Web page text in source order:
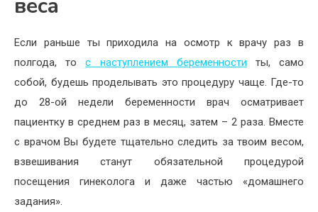
веса
Если раньше ты приходила на осмотр к врачу раз в
полгода, тос наступлением беременности ты, само
собой, будешь проделывать это процедуру чаще. Где-то
до 28-ой недели беременности врач осматривает
пациентку в среднем раз в месяц, затем – 2 раза. Вместе
с врачом Вы будете тщательно следить за твоим весом,
взвешивания станут обязательной процедурой
посещения гинеколога и даже частью «домашнего
задания».